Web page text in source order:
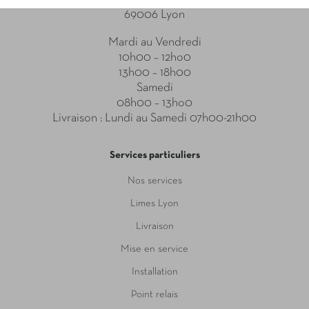
69006 Lyon
Mardi au Vendredi
10h00 – 12ho0
13h00 – 18h00
Samedi
08h00 – 13ho0
Livraison : Lundi au Samedi 07h00-21h00
Services particuliers
Nos services
Limes Lyon
Livraison
Mise en service
Installation
Point relais